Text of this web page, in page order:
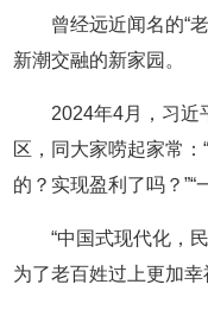
曾经远近闻名的“
新潮交融的新家园。
2024年4月，习近
区，同大家唠起家常：
的？实现盈利了吗？”“
“中国式现代化，
为了老百姓过上更加幸